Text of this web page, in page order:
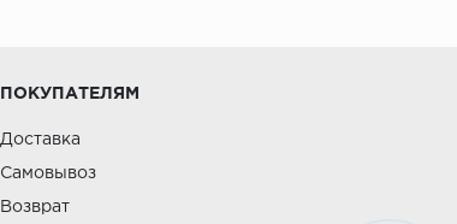
ПОКУПАТЕЛЯМ
Доставка
Самовывоз
Возврат